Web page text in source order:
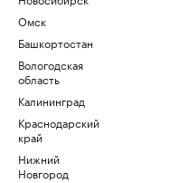
Омск
Башкортостан
Вологодская
область
Калининград
Краснодарский
край
Нижний
Новгород